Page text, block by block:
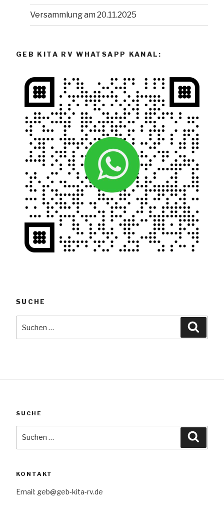
Versammlung am 20.11.2025
GEB KITA RV WHATSAPP KANAL:
SUCHE
nach:
SUCHE
KONTAKT
Email: geb@geb-kita-rv.de